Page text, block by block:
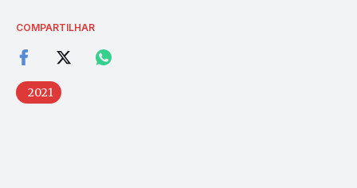
COMPARTILHAR
2021